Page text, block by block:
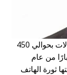
تساهم استثمارات رستم عزيز الخاصة بالاتصالات بحوالي 450
عام
الهاتف